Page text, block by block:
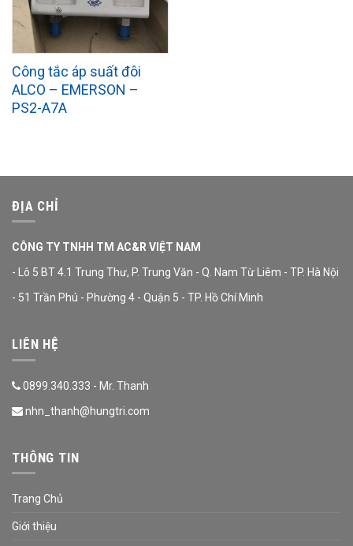
Công tắc áp suất đôi
ALCO – EMERSON –
PS2-A7A
ĐỊA CHỈ
CÔNG TY TNHH TM AC&R VIỆT NAM
- Lô 5 BT 4.1 Trung Thư, P. Trung Văn - Q. Nam Từ Liêm - TP. Hà Nội
- 51 Trần Phú - Phường 4 - Quận 5 - TP. Hồ Chí Minh
LIÊN HỆ
0899.340.333 - Mr. Thanh
nhn_thanh@hungtri.com
THÔNG TIN
Trang Chủ
Giới thiệu